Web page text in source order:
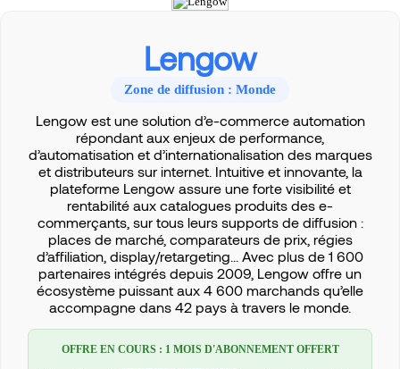
Lengow
Zone de diffusion : Monde
Lengow est une solution d’e-commerce automation
répondant aux enjeux de performance,
d’automatisation et d’internationalisation des marques
et distributeurs sur internet. Intuitive et innovante, la
plateforme Lengow assure une forte visibilité et
rentabilité aux catalogues produits des e-
commerçants, sur tous leurs supports de diffusion :
places de marché, comparateurs de prix, régies
d’affiliation, display/retargeting... Avec plus de 1 600
partenaires intégrés depuis 2009, Lengow offre un
écosystème puissant aux 4 600 marchands qu’elle
accompagne dans 42 pays à travers le monde.
OFFRE EN COURS : 1 MOIS D'ABONNEMENT OFFERT